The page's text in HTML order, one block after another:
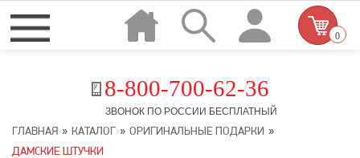
8-800-700-62-36
ЗВОНОК ПО РОССИИ БЕСПЛАТНЫЙ
0
ГЛАВНАЯ » КАТАЛОГ » ОРИГИНАЛЬНЫЕ ПОДАРКИ »
ДАМСКИЕ ШТУЧКИ